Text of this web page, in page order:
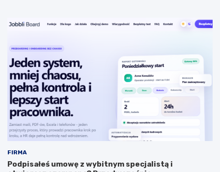
FIRMA
Podpisałeś umowę z wybitnym specjalistą i